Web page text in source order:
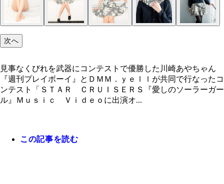
次へ
見事なくびれを武器にコンテストで優勝した川崎あやちゃん
『週刊プレイボーイ』とＤＭＭ．ｙｅｌｌが共同で行なったコ
ンテスト「ＳＴＡＲ ＣＲＵＩＳＥＲＳ『愛しのソーラーガー
ル』Ｍｕｓｉｃ Ｖｉｄｅｏに出演オ...
この記事を読む